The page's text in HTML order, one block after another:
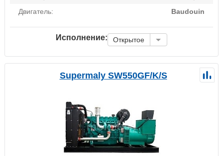
Двигатель:
Baudouin
Исполнение: Открытое
Supermaly SW550GF/K/S